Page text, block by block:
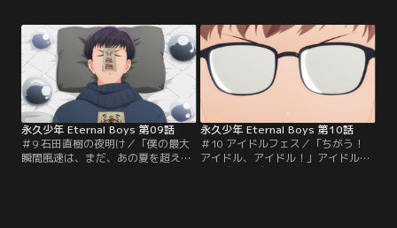
ョッピングモールでのイベントは惨
敗。落ち込むメンバーに真田がリベ
ンジの場として提案したのはスーパ
ーでのミニライブ。しかし、ミニラ
イブの開催と引き換えにセールの手
伝いに…。
向上のため、メンバーの個性を活か
した動画配信を行うことに。過去の
経験を活かした動画配信は徐々に再
生数を伸ばしていく。一方、今川の
だらけた私生活に…。
永久少年 Eternal Boys 第09話
＃9 石田直樹の夜明け／「僕の最大
瞬間風速は、まだ、あの夏を超えて
永久少年 Eternal Boys 第10話
＃10 アイドルフェス／「ちがう！
アイドル、アイドル！」アイドルの
祭典『メンズアイドルフェス』に出